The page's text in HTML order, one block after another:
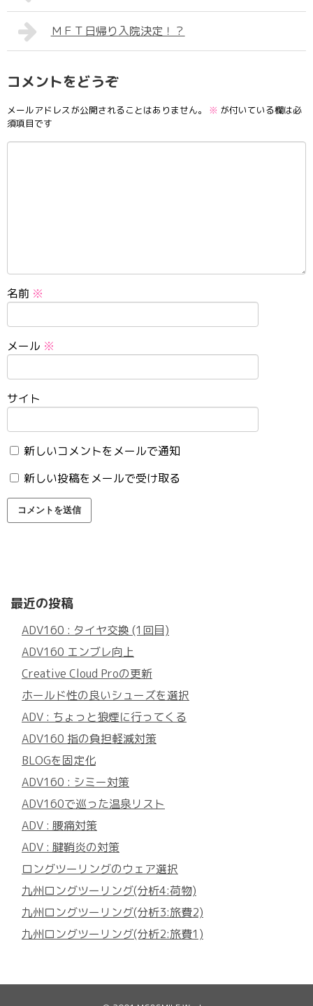
ＭＦＴ日帰り入院決定！？
コメントをどうぞ
メールアドレスが公開されることはありません。 ※ が付いている欄は必
須項目です
名前 ※
メール ※
サイト
新しいコメントをメールで通知
新しい投稿をメールで受け取る
最近の投稿
ADV160 : タイヤ交換 (1回目)
ADV160 エンブレ向上
Creative Cloud Proの更新
ホールド性の良いシューズを選択
ADV : ちょっと狼煙に行ってくる
ADV160 指の負担軽減対策
BLOGを固定化
ADV160 : シミー対策
ADV160で巡った温泉リスト
ADV : 腰痛対策
ADV : 腱鞘炎の対策
ロングツーリングのウェア選択
九州ロングツーリング(分析4:荷物)
九州ロングツーリング(分析3:旅費2)
九州ロングツーリング(分析2:旅費1)